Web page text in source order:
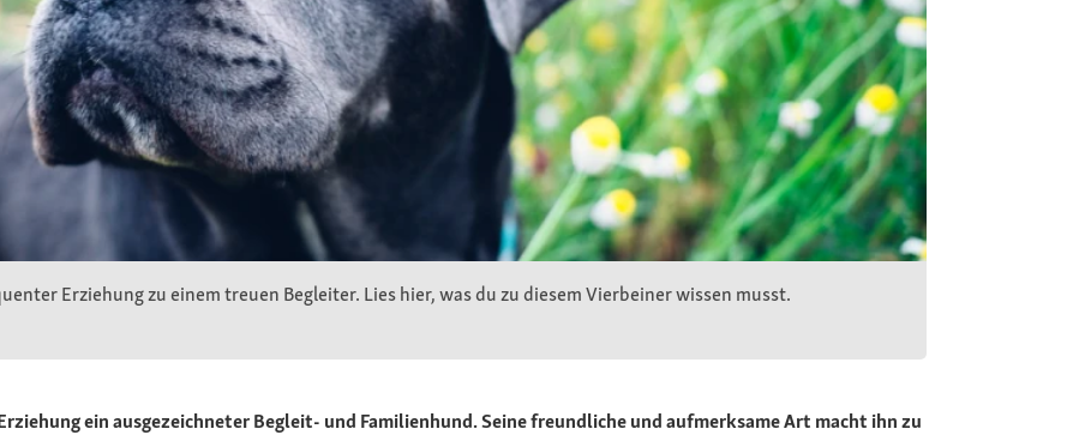
Erziehung zu einem treuen Begleiter. Lies hier, was du zu diesem Vierbeiner wissen musst.
ein ausgezeichneter Begleit- und Familienhund. Seine freundliche und aufmerksame Art macht ihn zu